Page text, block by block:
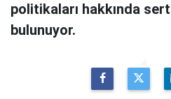
politikaları hakkında
bulunuyor.